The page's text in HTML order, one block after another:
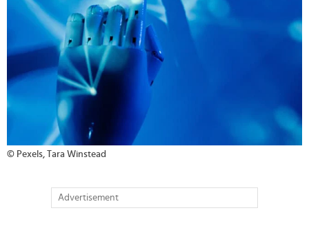
© Pexels, Tara Winstead
Advertisement